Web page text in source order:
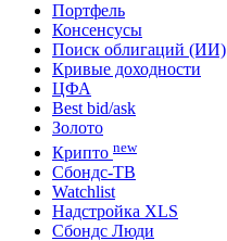
Портфель
Консенсусы
Поиск облигаций (ИИ)
Кривые доходности
ЦФА
Best bid/ask
Золото
Крипто new
Сбондс-ТВ
Watchlist
Надстройка XLS
Сбондс Люди